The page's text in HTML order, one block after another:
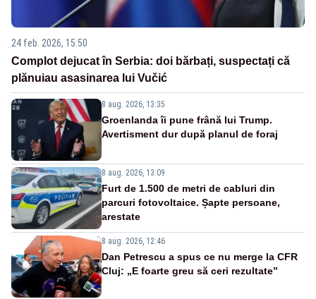
24 feb. 2026, 15:50
Complot dejucat în Serbia: doi bărbați, suspectați că
plănuiau asasinarea lui Vučić
8 aug. 2026, 13:35
Groenlanda îi pune frână lui Trump.
Avertisment dur după planul de foraj
8 aug. 2026, 13:09
Furt de 1.500 de metri de cabluri din
parcuri fotovoltaice. Șapte persoane,
arestate
8 aug. 2026, 12:46
Dan Petrescu a spus ce nu merge la CFR
Cluj: „E foarte greu să ceri rezultate”